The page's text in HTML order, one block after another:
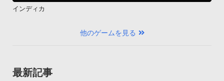
インディカ
他のゲームを見る
最新記事